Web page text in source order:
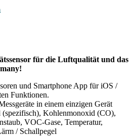
für die Luftqualität und das
und Smartphone App für iOS /
Funktionen.
in einem einzigen Gerät
(spezifisch), Kohlenmonoxid (CO),
VOC-Gase, Temperatur,
/ Schallpegel